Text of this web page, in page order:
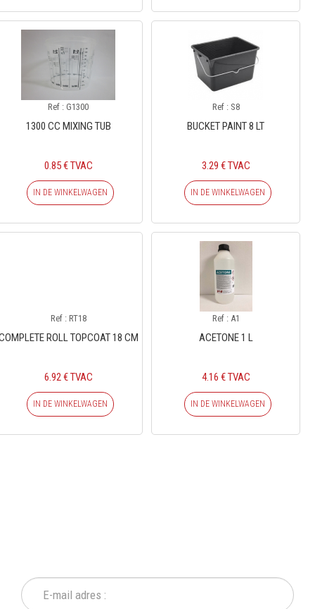
Ref : G1300
1300 CC MIXING TUB
0.85 € TVAC
IN DE WINKELWAGEN
Ref : S8
BUCKET PAINT 8 LT
3.29 € TVAC
IN DE WINKELWAGEN
Ref : RT18
ROLL TOPCOAT 18 CM
6.92 € TVAC
IN DE WINKELWAGEN
Ref : A1
ACETONE 1 L
4.16 € TVAC
IN DE WINKELWAGEN